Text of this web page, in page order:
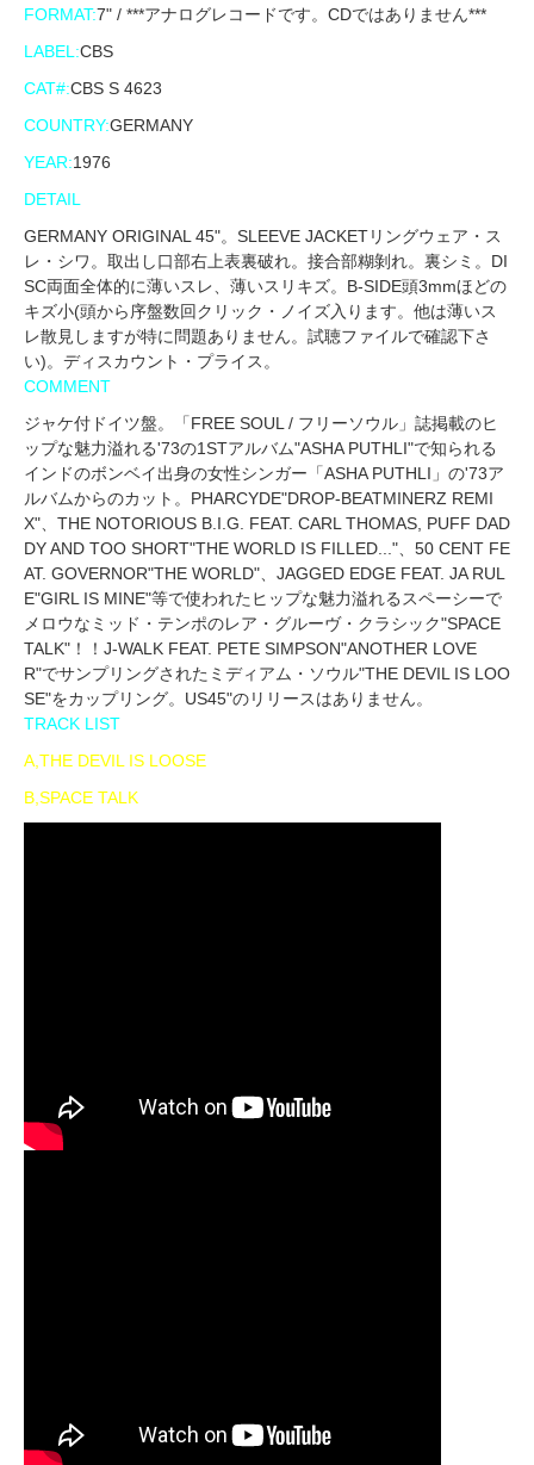
FORMAT:7" / ***アナログレコードです。CDではありません***
LABEL:CBS
CAT#:CBS S 4623
COUNTRY:GERMANY
YEAR:1976
DETAIL
GERMANY ORIGINAL 45"。SLEEVE JACKETリングウェア・ス
レ・シワ。取出し口部右上表裏破れ。接合部糊剝れ。裏シミ。DI
SC両面全体的に薄いスレ、薄いスリキズ。B-SIDE頭3mmほどの
キズ小(頭から序盤数回クリック・ノイズ入ります。他は薄いス
レ散見しますが特に問題ありません。試聴ファイルで確認下さ
い)。ディスカウント・プライス。
COMMENT
ジャケ付ドイツ盤。「FREE SOUL / フリーソウル」誌掲載のヒ
ップな魅力溢れる'73の1STアルバム"ASHA PUTHLI"で知られる
インドのボンベイ出身の女性シンガー「ASHA PUTHLI」の'73ア
ルバムからのカット。PHARCYDE"DROP-BEATMINERZ REMI
X"、THE NOTORIOUS B.I.G. FEAT. CARL THOMAS, PUFF DAD
DY AND TOO SHORT"THE WORLD IS FILLED..."、50 CENT FE
AT. GOVERNOR"THE WORLD"、JAGGED EDGE FEAT. JA RUL
E"GIRL IS MINE"等で使われたヒップな魅力溢れるスペーシーで
メロウなミッド・テンポのレア・グルーヴ・クラシック"SPACE
TALK"！！J-WALK FEAT. PETE SIMPSON"ANOTHER LOVE
R"でサンプリングされたミディアム・ソウル"THE DEVIL IS LOO
SE"をカップリング。US45"のリリースはありません。
TRACK LIST
A,THE DEVIL IS LOOSE
B,SPACE TALK